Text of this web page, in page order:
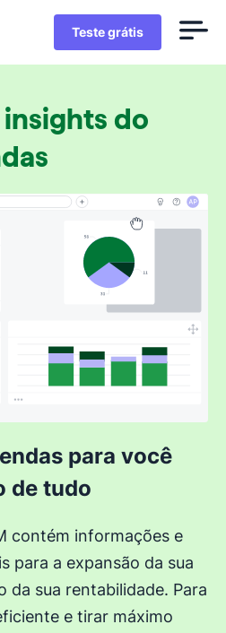
Teste grátis
do
para você
de tudo
contém informações e
para a expansão da sua
da sua rentabilidade. Para
e tirar máximo